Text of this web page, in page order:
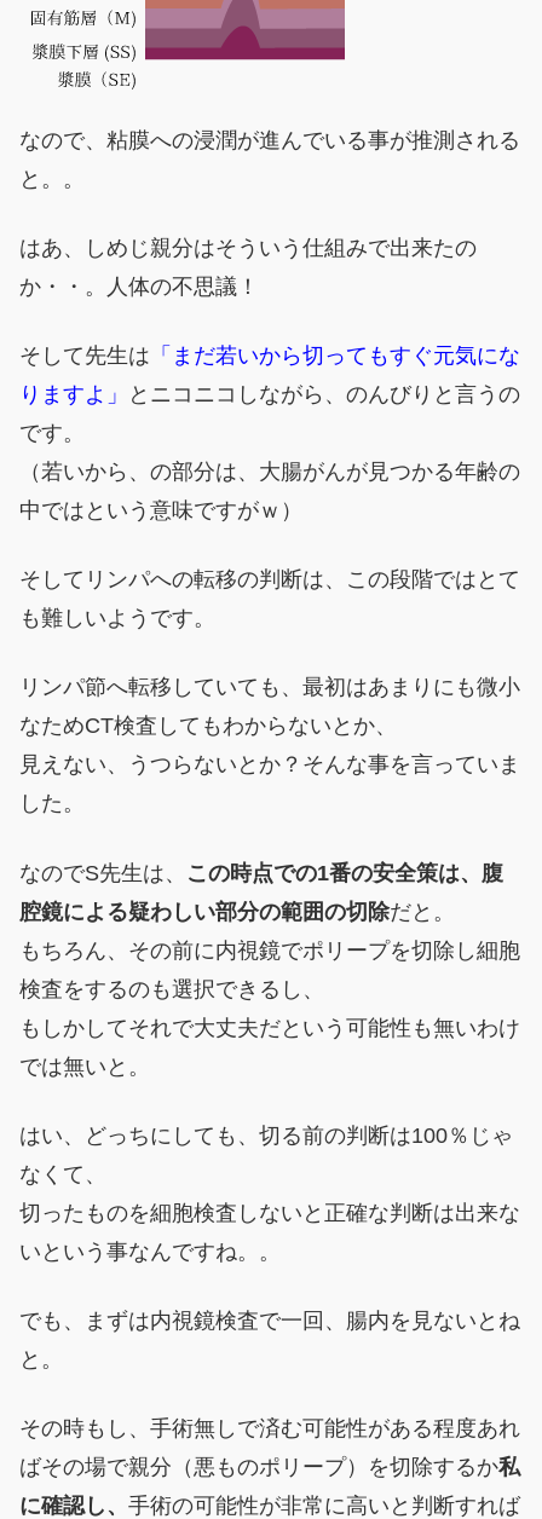
なので、粘膜への浸潤が進んでいる事が推測される
と。。
はあ、しめじ親分はそういう仕組みで出来たの
か・・。人体の不思議！
そして先生は 「まだ若いから切ってもすぐ元気にな
りますよ」
とニコニコしながら、のんびりと言うの
です。
（若いから、の部分は、大腸がんが見つかる年齢の
中ではという意味ですがｗ）
そしてリンパへの転移の判断は、この段階ではとて
も難しいようです。
リンパ節へ転移していても、最初はあまりにも微小
なためCT検査してもわからないとか、
見えない、うつらないとか？そんな事を言っていま
した。
なのでS先生は、 この時点での1番の安全策は、腹
腔鏡による疑わしい部分の範囲の切除だと。
もちろん、その前に内視鏡でポリープを切除し細胞
検査をするのも選択できるし、
もしかしてそれで大丈夫だという可能性も無いわけ
では無いと。
はい、どっちにしても、切る前の判断は100％じゃ
なくて、
切ったものを細胞検査しないと正確な判断は出来な
いという事なんですね。。
でも、まずは内視鏡検査で一回、腸内を見ないとね
と。
その時もし、手術無しで済む可能性がある程度あれ
ばその場で親分（悪ものポリープ）を切除するか私
に確認し、 手術の可能性が非常に高いと判断すれば